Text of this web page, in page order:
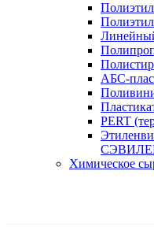
АБС-
PERT
Химическое